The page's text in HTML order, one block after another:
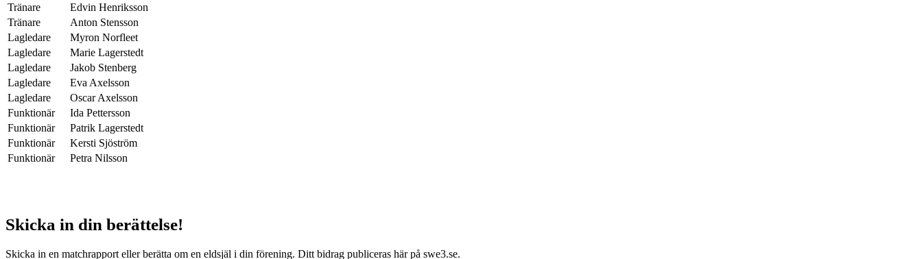
Tränare
Edvin Henriksson
Tränare
Anton Stensson
Lagledare
Myron Norfleet
Lagledare
Marie Lagerstedt
Lagledare
Jakob Stenberg
Lagledare
Eva Axelsson
Lagledare
Oscar Axelsson
Funktionär
Ida Pettersson
Funktionär
Patrik Lagerstedt
Funktionär
Kersti Sjöström
Funktionär
Petra Nilsson
Skicka in din berättelse!
Skicka in en matchrapport eller berätta om en eldsjäl i din förening. Ditt bidrag publiceras här på swe3.se.